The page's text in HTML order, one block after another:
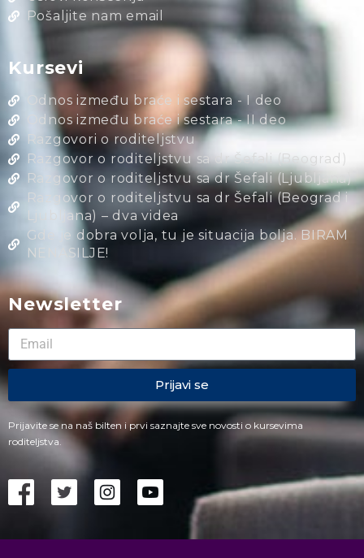
Pošaljite nam email
Kursevi
Odnos između braće i sestara - I deo
Odnos između braće i sestara - II deo
Razgovori o roditeljstvu
Razgovor o roditeljstvu sa dr Šefali (Beograd)
Razgovor o roditeljstvu sa dr Šefali (Ljubljana)
Razgovor o roditeljstvu sa dr Šefali (Beograd i
Ljubljana) – dva videa
Gde je dobra volja, tu je situacija bolja. BIRAM
NENASILJE!
Newsletter
Prijavi se
Prijavite se na naš bilten i prvi saznajte sve novosti o kursevima
roditeljstva.